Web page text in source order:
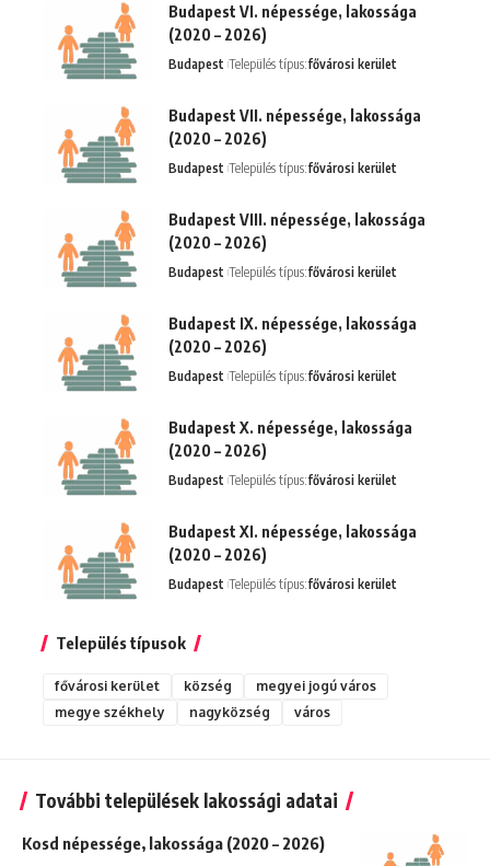
Budapest VI. népessége, lakossága
(2020 – 2026)
Budapest Település típus:fővárosi kerület
Budapest VII. népessége, lakossága
(2020 – 2026)
Budapest Település típus:fővárosi kerület
Budapest VIII. népessége, lakossága
(2020 – 2026)
Budapest Település típus:fővárosi kerület
Budapest IX. népessége, lakossága
(2020 – 2026)
Budapest Település típus:fővárosi kerület
Budapest X. népessége, lakossága
(2020 – 2026)
Budapest Település típus:fővárosi kerület
Budapest XI. népessége, lakossága
(2020 – 2026)
Budapest Település típus:fővárosi kerület
Település típusok
fővárosi kerület község
megyei jogú város
megye székhely
nagyközség város
További települések lakossági adatai
Kosd népessége, lakossága (2020 – 2026)